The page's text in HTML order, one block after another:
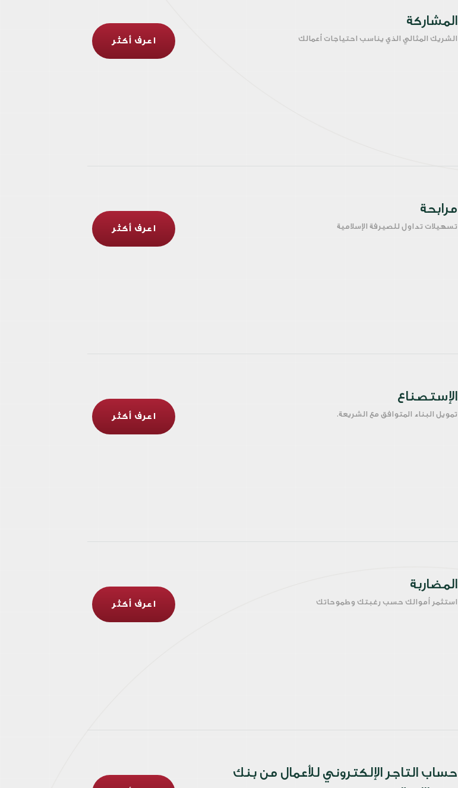
المشاركة
الشريك المثالي الذي يناسب احتياجات أعمالك اعرف أكثر
مرابحة
تسهيلات تداول للصيرفة الإسلامية اعرف أكثر
الإستصناع
تمويل البناء المتوافق مع الشريعة. اعرف أكثر
المضاربة
استثمر أموالك حسب رغبتك وطموحاتك اعرف أكثر
حساب التاجر الإلكتروني للأعمال من بنك